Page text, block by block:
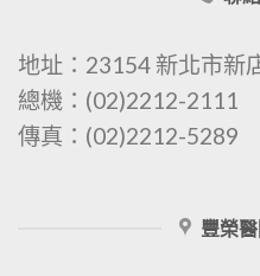
地址：23154 新北市新
總機：(02)2212-2111
傳真：(02)2212-5289
豐榮